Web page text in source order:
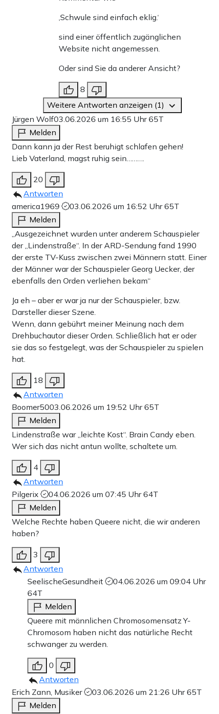
‚Schwule sind einfach eklig.‘
sind einer öffentlich zugänglichen
Website nicht angemessen.
Oder sind Sie da anderer Ansicht?
8
Weitere Antworten anzeigen (1)
Jürgen Wolf03.06.2026 um 16:55 Uhr65T
Melden
Dann kann ja der Rest beruhigt schlafen gehen!
Lieb Vaterland, magst ruhig sein……….
20
Antworten
america1969
03.06.2026 um 16:52 Uhr65T
Melden
„Ausgezeichnet wurden unter anderem Schauspieler
der „Lindenstraße“. In der ARD-Sendung fand 1990
der erste TV-Kuss zwischen zwei Männern statt. Einer
der Männer war der Schauspieler Georg Uecker, der
ebenfalls den Orden verliehen bekam“
Ja eh – aber er war ja nur der Schauspieler, bzw.
Darsteller dieser Szene.
Wenn, dann gebührt meiner Meinung nach dem
Drehbuchautor dieser Orden. Schließlich hat er oder
sie das so festgelegt, was der Schauspieler zu spielen
hat.
18
Antworten
Boomer5003.06.2026 um 19:52 Uhr65T
Melden
Lindenstraße war „leichte Kost“. Brain Candy eben.
Wer sich das nicht antun wollte, schaltete um.
4
Antworten
Pilgerix
04.06.2026 um 07:45 Uhr64T
Melden
Welche Rechte haben Queere nicht, die wir anderen
haben?
3
Antworten
SeelischeGesundheit
04.06.2026 um 09:04 Uhr
64T
Melden
Queere mit männlichen Chromosomensatz Y-
Chromosom haben nicht das natürliche Recht
schwanger zu werden.
0
Antworten
Erich Zann, Musiker
03.06.2026 um 21:26 Uhr65T
Melden